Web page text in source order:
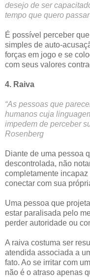
desejo de ser
tempo que quero
É possível perceber
simples de auto-
forças em jogo e se
com seus valores
4. Raiva
“As pessoas que
humanos cuja
impedem de perceber
Rosenberg
Diante de uma pessoa
descontrolada, não
completamente
conectar com sua
Uma pessoa que
estar paralisada pelo
perder autoridade ou
A raiva costuma ser
atendida associada a
fato. Ao se irritar com
não é o atraso apenas